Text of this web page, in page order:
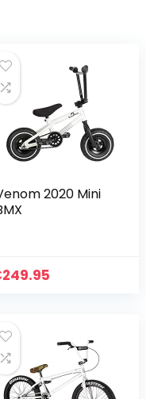
2020 Mini
249.95